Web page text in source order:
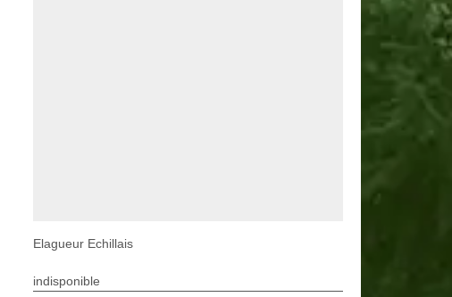
Elagueur Echillais
indisponible